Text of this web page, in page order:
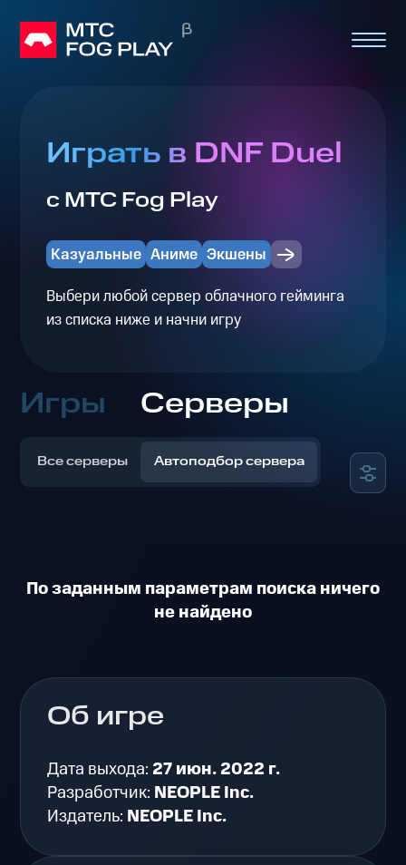
Играть в DNF Duel
с МТС Fog Play
Казуальные Аниме Экшены
Выбери любой сервер облачного гейминга
из списка ниже и начни игру
Игры Серверы
Все серверы Автоподбор сервера
По заданным параметрам поиска ничего
не найдено
Об игре
Дата выхода: 27 июн. 2022 г.
Разработчик: NEOPLE Inc.
Издатель: NEOPLE Inc.